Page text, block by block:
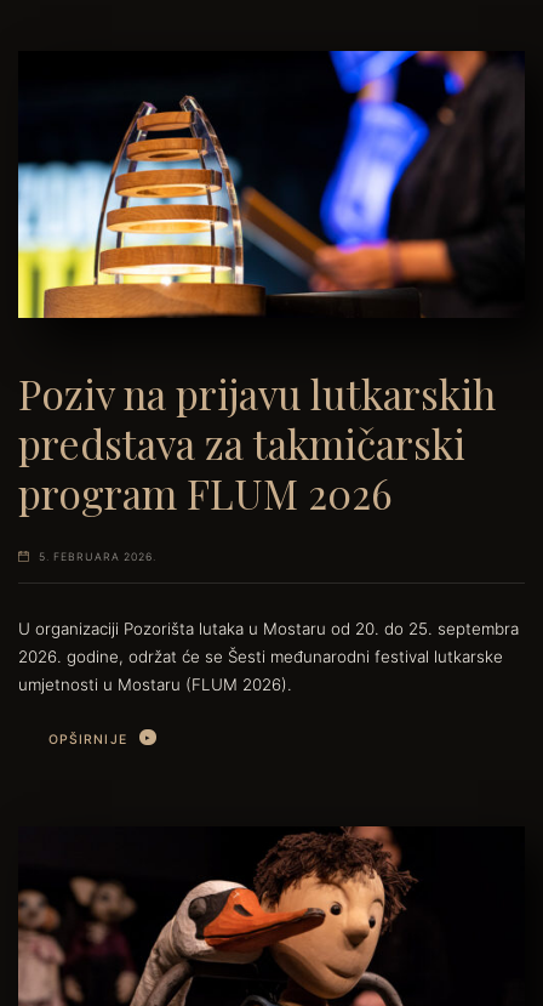
Poziv na prijavu lutkarskih
predstava za takmičarski
program FLUM 2026
5. FEBRUARA 2026.
U organizaciji Pozorišta lutaka u Mostaru od 20. do 25. septembra
2026. godine, održat će se Šesti međunarodni festival lutkarske
umjetnosti u Mostaru (FLUM 2026).
OPŠIRNIJE